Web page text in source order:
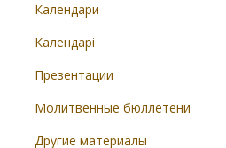
Календари
Календарі
Презентации
Молитвенные бюллетени
Другие материалы